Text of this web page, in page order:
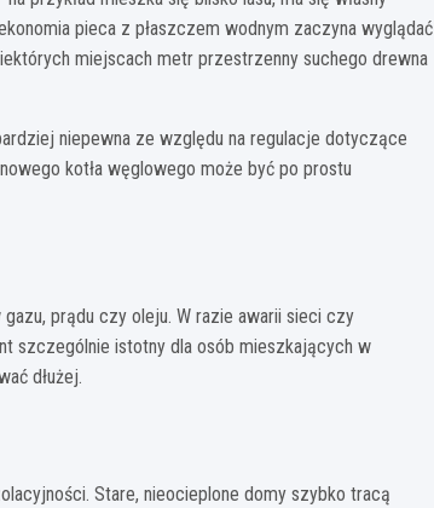
pieca z płaszczem wodnym zaczyna wyglądać
miejscach metr przestrzenny suchego drewna
niepewna ze względu na regulacje dotyczące
kotła węglowego może być po prostu
prądu czy oleju. W razie awarii sieci czy
szczególnie istotny dla osób mieszkających w
dłużej.
Stare, nieocieplone domy szybko tracą